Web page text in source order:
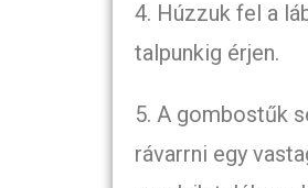
4. Húzzuk fel a
talpunkig érjen.
5. A gombostűk
rávarrni egy